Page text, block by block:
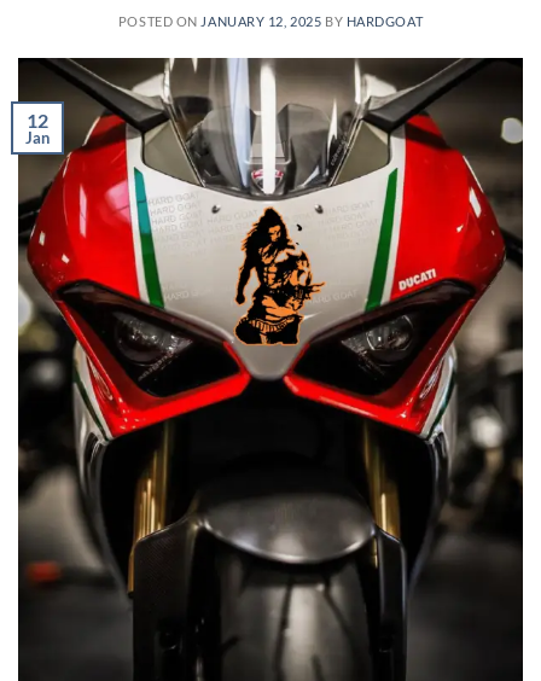
POSTED ON JANUARY 12, 2025 BY HARDGOAT
12
Jan